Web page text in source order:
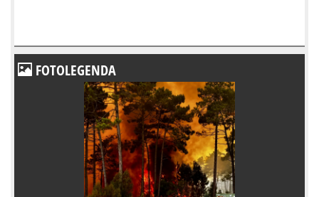
FOTOLEGENDA